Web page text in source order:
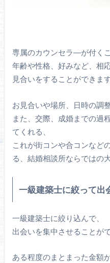
専属のカウンセラ―が付くこ
年齢や性格、好みなど、相
見合いをすることができます
お見合いや場所、日時の調整
また、交際、成婚までの過
てくれる、
これが街コンや合コンなど
る、結婚相談所ならではの
一級建築士に絞って出
一級建築士に絞り込んで、
出会いを集中させることが
ある程度のまとまった金額